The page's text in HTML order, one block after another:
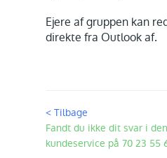
Ejere af gruppen kan
direkte fra Outlook af.
< Tilbage
Fandt du ikke dit svar i
kundeservice på 70 23 55